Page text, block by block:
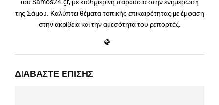
του Samos24.gr, με καθημερινή παρουσία στην ενημέρωση
της Σάμου. Καλύπτει θέματα τοπικής επικαιρότητας με έμφαση
στην ακρίβεια και την αμεσότητα του ρεπορτάζ.
ΔΙΑΒΆΣΤΕ ΕΠΊΣΗΣ